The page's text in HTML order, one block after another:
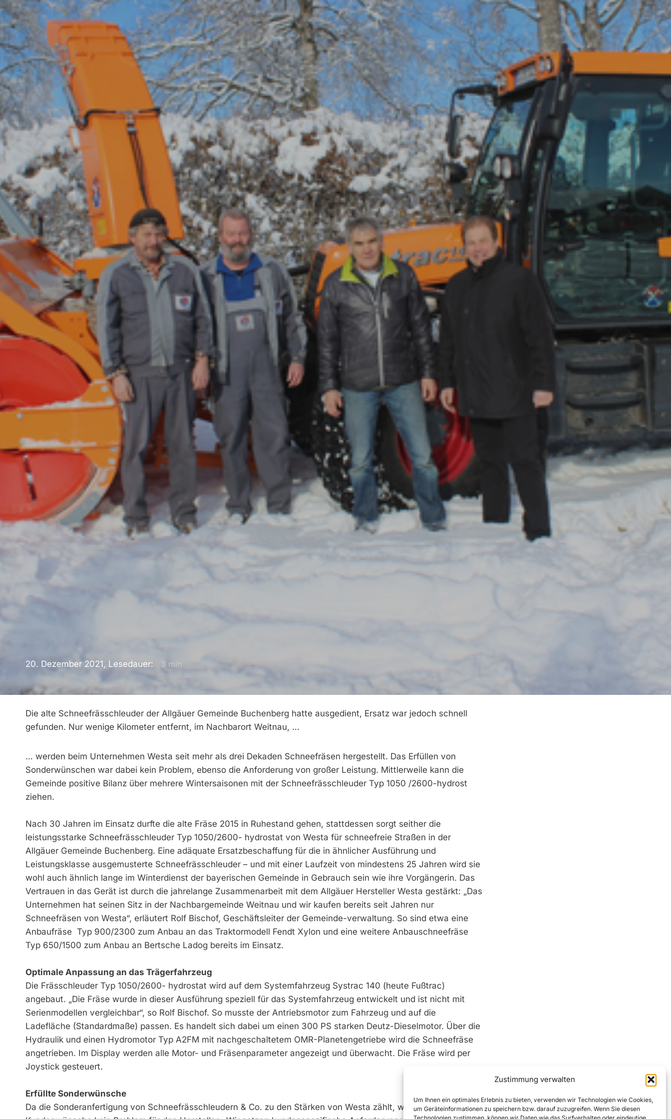
Zustimmung verwalten
Um Ihnen ein optimales Erlebnis zu bieten, verwenden wir Technologien wie Cookies,
um Geräteinformationen zu speichern bzw. darauf zuzugreifen. Wenn Sie diesen
20. Dezember 2021, Lesedauer: 3 min
Die alte Schneefrässchleuder der Allgäuer Gemeinde Buchenberg hatte ausgedient, Ersatz war jedoch schnell
gefunden. Nur wenige Kilometer entfernt, im Nachbarort Weitnau, …
… werden beim Unternehmen Westa seit mehr als drei Dekaden Schneefräsen hergestellt. Das Erfüllen von
Sonderwünschen war dabei kein Problem, ebenso die Anforderung von großer Leistung. Mittlerweile kann die
Gemeinde positive Bilanz über mehrere Wintersaisonen mit der Schneefrässchleuder Typ 1050 /2600-hydrost
ziehen.
Nach 30 Jahren im Einsatz durfte die alte Fräse 2015 in Ruhestand gehen, stattdessen sorgt seither die
leistungsstarke Schnee­frässchleuder Typ 1050/2600- hydrostat von Westa für schneefreie Straßen in der
Allgäuer Gemeinde Buchenberg. Eine adäquate Ersatzbeschaffung für die in ähnlicher Ausführung und
Leistungsklasse ausgemusterte Schneefrässchleuder – und mit einer Laufzeit von mindestens 25 Jahren wird sie
wohl auch ähnlich lange im Winterdienst der bayerischen Gemeinde in Gebrauch sein wie ihre Vorgängerin. Das
Vertrauen in das Gerät ist durch die jahrelange Zusammenarbeit mit dem Allgäuer Hersteller Westa gestärkt: „Das
Unternehmen hat seinen Sitz in der Nachbargemeinde Weitnau und wir kaufen bereits seit Jahren nur
Schneefräsen von Westa“, erläutert Rolf Bischof, Geschäftsleiter der Gemeinde-­verwaltung. So sind etwa eine
Anbaufräse ­ Typ 900/2300 zum Anbau an das Traktormodell Fendt Xylon und eine weitere Anbauschneefräse
Typ 650/1500 zum Anbau an Bertsche Ladog bereits im Einsatz.
Optimale Anpassung an das Trägerfahrzeug
Die Frässchleuder Typ 1050/2600- hydrostat wird auf dem Systemfahrzeug Systrac 140 (heute Fußtrac)
angebaut. „Die Fräse wurde in dieser Ausführung speziell für das Systemfahrzeug entwickelt und ist nicht mit
Serienmodellen vergleichbar“, so Rolf Bischof. So musste der Antriebsmotor zum Fahrzeug und auf die
Ladefläche (Standardmaße) passen. Es handelt sich dabei um einen 300 PS starken Deutz-Dieselmotor. Über die
Hydraulik und einen Hydromotor Typ A2FM mit nachgeschaltetem OMR-­Planetengetriebe wird die Schnee­fräse
angetrieben. Im Display werden alle Motor- und Fräsenparameter angezeigt und überwacht. Die Fräse wird per
Joystick gesteuert.
Erfüllte Sonderwünsche
Da die Sonderanfertigung von Schneefrässchleudern & Co. zu den Stärken von Westa zählt, waren die